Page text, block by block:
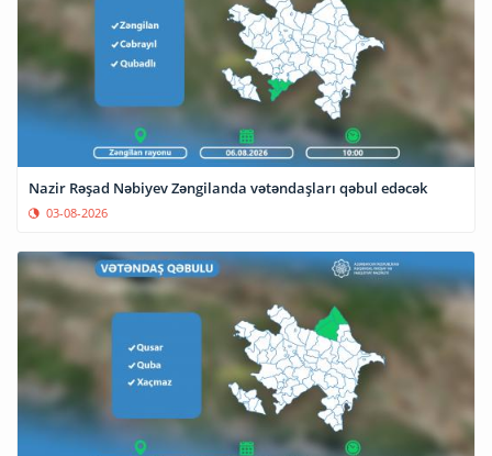
Nazir Rəşad Nəbiyev Zəngilanda vətəndaşları qəbul edəcək
03-08-2026